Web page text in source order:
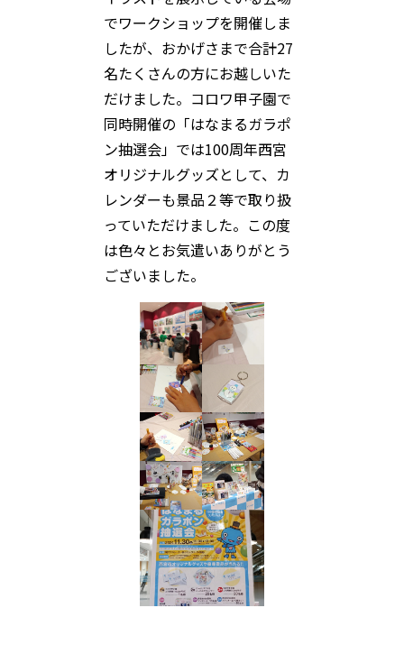
でワークショップを開催しま
したが、おかげさまで合計27
名たくさんの方にお越しいた
だけました。コロワ甲子園で
同時開催の「はなまるガラポ
ン抽選会」では100周年西宮
オリジナルグッズとして、カ
レンダーも景品２等で取り扱
っていただけました。この度
は色々とお気遣いありがとう
ございました。